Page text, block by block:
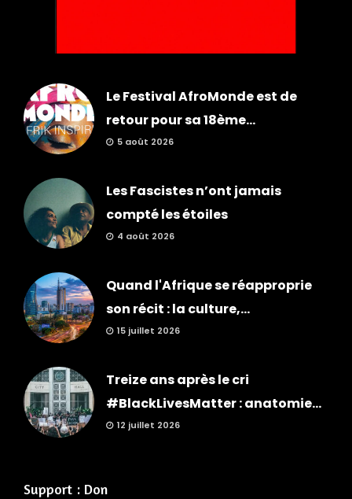
Le Festival AfroMonde est de
retour pour sa 18ème...
5 août 2026
Les Fascistes n’ont jamais
compté les étoiles
4 août 2026
Quand l'Afrique se réapproprie
son récit : la culture,...
15 juillet 2026
Treize ans après le cri
#BlackLivesMatter : anatomie...
12 juillet 2026
Support : Don